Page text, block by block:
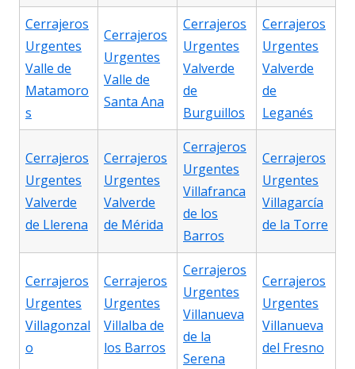
Cerrajeros
Urgentes
Valle de
Matamoro
s
Cerrajeros
Urgentes
Valle de
Santa Ana
Cerrajeros
Urgentes
Valverde
de
Burguillos
Cerrajeros
Urgentes
Valverde
de
Leganés
Cerrajeros
Urgentes
Valverde
de Llerena
Cerrajeros
Urgentes
Valverde
de Mérida
Cerrajeros
Urgentes
Villafranca
de los
Barros
Cerrajeros
Urgentes
Villagarcía
de la Torre
Cerrajeros
Urgentes
Villagonzal
o
Cerrajeros
Urgentes
Villalba de
los Barros
Cerrajeros
Urgentes
Villanueva
de la
Serena
Cerrajeros
Urgentes
Villanueva
del Fresno